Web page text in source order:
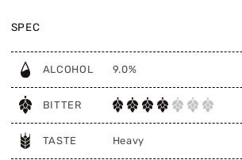
SPEC
ALCOHOL 9.0%
BITTER
TASTE Heavy